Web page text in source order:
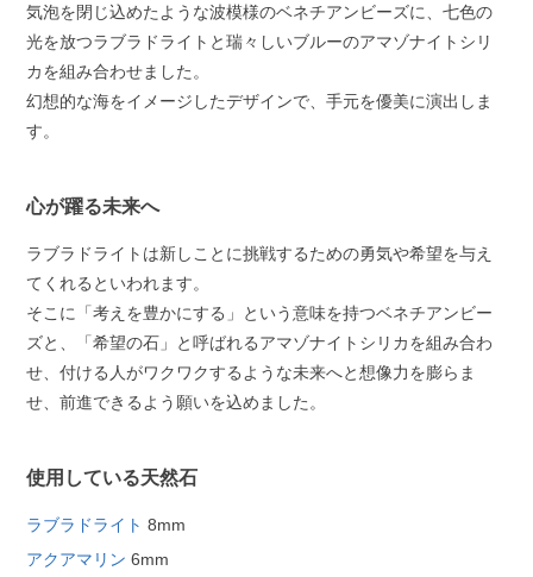
気泡を閉じ込めたような波模様のベネチアンビーズに、七色の
光を放つラブラドライトと瑞々しいブルーのアマゾナイトシリ
カを組み合わせました。
幻想的な海をイメージしたデザインで、手元を優美に演出しま
す。
心が躍る未来へ
ラブラドライトは新しことに挑戦するための勇気や希望を与え
てくれるといわれます。
そこに「考えを豊かにする」という意味を持つベネチアンビー
ズと、「希望の石」と呼ばれるアマゾナイトシリカを組み合わ
せ、付ける人がワクワクするような未来へと想像力を膨らま
せ、前進できるよう願いを込めました。
使用している天然石
ラブラドライト 8mm
アクアマリン 6mm